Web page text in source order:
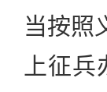
当按照
上征